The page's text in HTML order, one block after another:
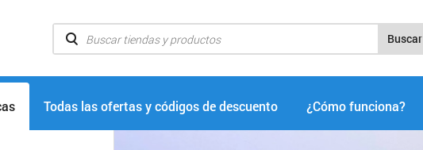
Buscar
Todas las ofertas y códigos de descuento ¿Cómo funciona?